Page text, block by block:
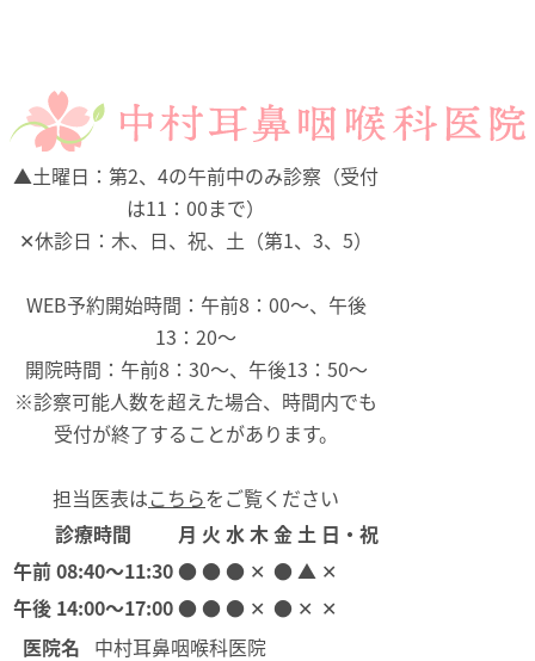
診療時間 月 火 水木金土 日・祝
午前08:40〜11:30●●● ✕ ●▲ ✕
午後 14:00〜17:00●●● ✕ ● ✕ ✕
▲土曜日：第2、4の午前中のみ診察（受付
は11：00まで）
✕休診日：木、日、祝、土（第1、3、5）
WEB予約開始時間：午前8：00～、午後
13：20～
開院時間：午前8：30～、午後13：50～
※診察可能人数を超えた場合、時間内でも
受付が終了することがあります。
担当医表はこちらをご覧ください
医院名 中村耳鼻咽喉科医院